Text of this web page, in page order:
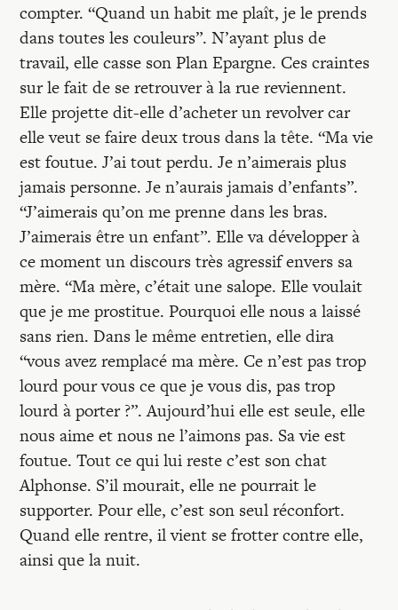
compter. “Quand un habit me plaît, je le prends
dans toutes les couleurs”. N’ayant plus de
travail, elle casse son Plan Epargne. Ces craintes
sur le fait de se retrouver à la rue reviennent.
Elle projette dit-elle d’acheter un revolver car
elle veut se faire deux trous dans la tête. “Ma vie
est foutue. J’ai tout perdu. Je n’aimerais plus
jamais personne. Je n’aurais jamais d’enfants”.
“J’aimerais qu’on me prenne dans les bras.
J’aimerais être un enfant”. Elle va développer à
ce moment un discours très agressif envers sa
mère. “Ma mère, c’était une salope. Elle voulait
que je me prostitue. Pourquoi elle nous a laissé
sans rien. Dans le même entretien, elle dira
“vous avez remplacé ma mère. Ce n’est pas trop
lourd pour vous ce que je vous dis, pas trop
lourd à porter ?”. Aujourd’hui elle est seule, elle
nous aime et nous ne l’aimons pas. Sa vie est
foutue. Tout ce qui lui reste c’est son chat
Alphonse. S’il mourait, elle ne pourrait le
supporter. Pour elle, c’est son seul réconfort.
Quand elle rentre, il vient se frotter contre elle,
ainsi que la nuit.